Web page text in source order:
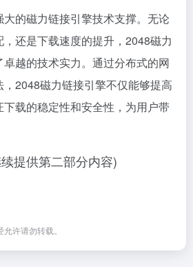
的磁力链接引擎技术支撑。无论
还是下载速度的提升，2048磁力
越的技术实力。通过分布式的网
2048磁力链接引擎不仅能够提高
载的稳定性和安全性，为用户带
提供第二部分内容)
许请勿转载。